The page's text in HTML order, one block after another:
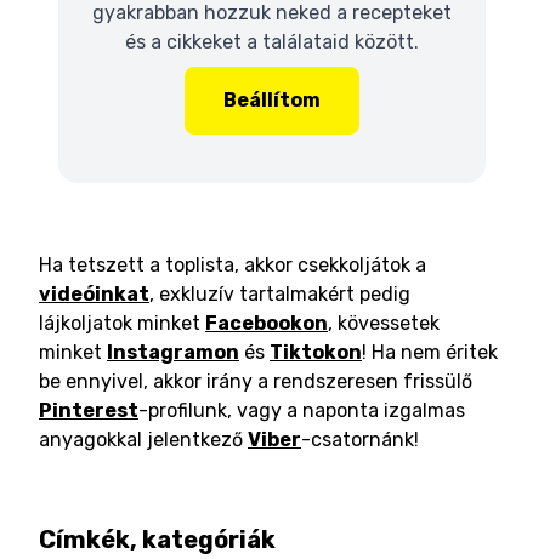
gyakrabban hozzuk neked a recepteket
és a cikkeket a találataid között.
Beállítom
Ha tetszett a toplista, akkor csekkoljátok a
videóinkat, exkluzív tartalmakért pedig
lájkoljatok minket Facebookon, kövessetek
minket Instagramon és Tiktokon! Ha nem éritek
be ennyivel, akkor irány a rendszeresen frissülő
Pinterest-profilunk, vagy a naponta izgalmas
anyagokkal jelentkező Viber-csatornánk!
Címkék, kategóriák